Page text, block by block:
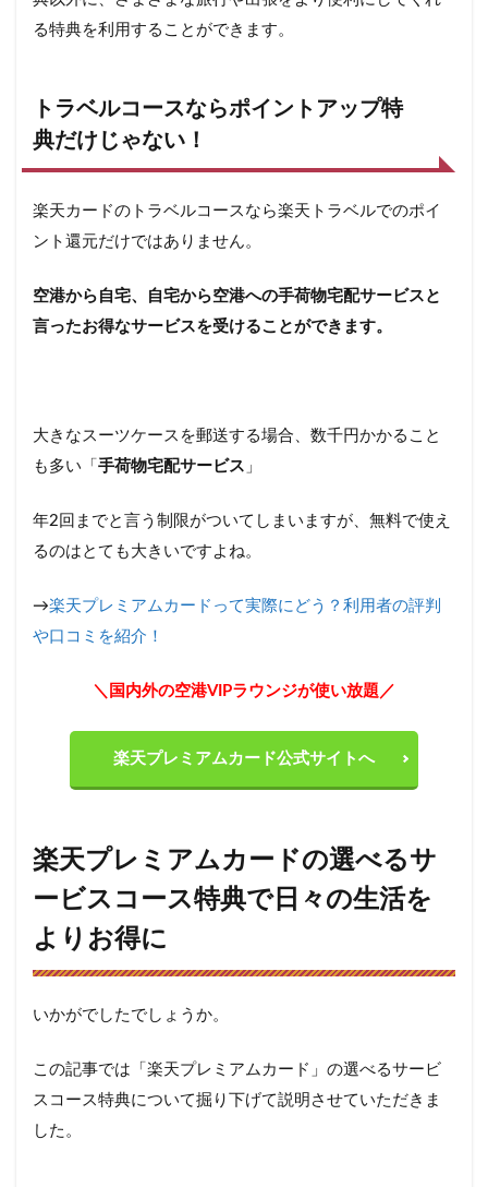
る特典を利用することができます。
トラベルコースならポイントアップ特
典だけじゃない！
楽天カードのトラベルコースなら楽天トラベルでのポイ
ント還元だけではありません。
空港から自宅、自宅から空港への手荷物宅配サービスと
言ったお得なサービスを受けることができます。
大きなスーツケースを郵送する場合、数千円かかること
も多い「 手荷物宅配サービス 」
年2回までと言う制限がついてしまいますが、無料で使え
るのはとても大きいですよね。
→楽天プレミアムカードって実際にどう？利用者の評判
や口コミを紹介！
＼国内外の空港VIPラウンジが使い放題／
楽天プレミアムカード公式サイトへ
楽天プレミアムカードの選べるサ
ービスコース特典で日々の生活を
よりお得に
いかがでしたでしょうか。
この記事では「楽天プレミアムカード」の選べるサービ
スコース特典について掘り下げて説明させていただきま
した。